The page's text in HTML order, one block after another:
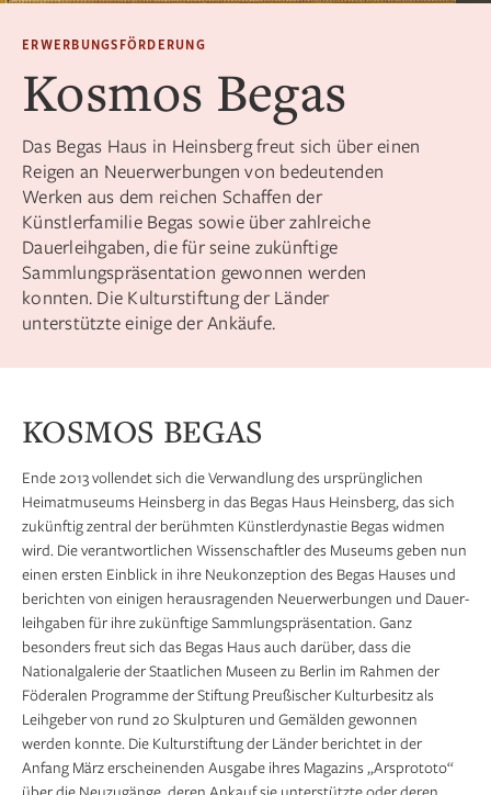
ERWERBUNGSFÖRDERUNG
Kosmos Begas
Das Begas Haus in Heinsberg freut sich über einen
Reigen an Neuerwerbungen von bedeutenden
Werken aus dem reichen Schaffen der
Künstlerfamilie Begas sowie über zahlreiche
Dauerleihgaben, die für seine zukünftige
Sammlungspräsentation gewonnen werden
konnten. Die Kulturstiftung der Länder
unterstützte einige der Ankäufe.
KOSMOS BEGAS
Ende 2013 vollendet sich die Verwandlung des ursprünglichen
Heimatmu­seums Heinsberg in das Begas Haus Heinsberg, das sich
zukünftig zentral der berühmten Künstlerdynastie Begas widmen
wird. Die verantwortlichen Wissen­schaftler des Museums geben nun
einen ersten Einblick in ihre Neukonzep­tion des Begas Hauses und
berichten von einigen herausragenden Neuerwerbungen und Dauer­
leihgaben für ihre zukünftige Sammlungspräsentation. Ganz
besonders freut sich das Begas Haus auch darüber, dass die
Nationalgalerie der Staatlichen Museen zu Berlin im Rahmen der
Föderalen Programme der Stiftung Preußischer Kultur­besitz als
Leihgeber von rund 20 Skulpturen und Gemälden gewonnen
werden konnte. Die Kulturstiftung der Länder berichtet in der
Anfang März erscheinenden Aus­gabe ihres Magazins „Arsprototo“